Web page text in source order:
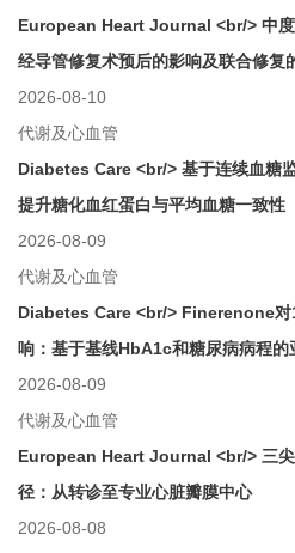
European Heart Journal <br/> 中
经导管修复术预后的影响及联合修复
2026-08-10
代谢及心血管
Diabetes Care <br/> 基于连续血糖
提升糖化血红蛋白与平均血糖一致性
2026-08-09
代谢及心血管
Diabetes Care <br/> Finerenone对
响：基于基线HbA1c和糖尿病病程的
2026-08-09
代谢及心血管
European Heart Journal <br/> 三
径：从转诊至专业心脏瓣膜中心
2026-08-08